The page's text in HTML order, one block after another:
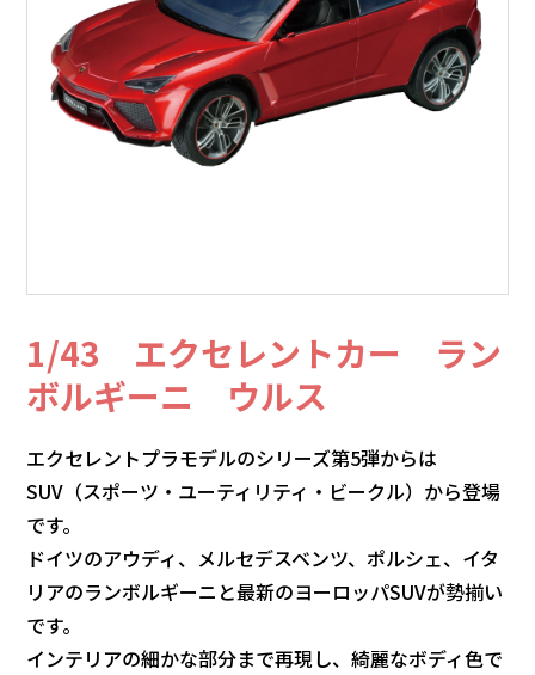
1/43 エクセレントカー ラン
ボルギーニ ウルス
エクセレントプラモデルのシリーズ第5弾からは
SUV（スポーツ・ユーティリティ・ビークル）から登場
です。
ドイツのアウディ、メルセデスベンツ、ポルシェ、イタ
リアのランボルギーニと最新のヨーロッパSUVが勢揃い
です。
インテリアの細かな部分まで再現し、綺麗なボディ色で